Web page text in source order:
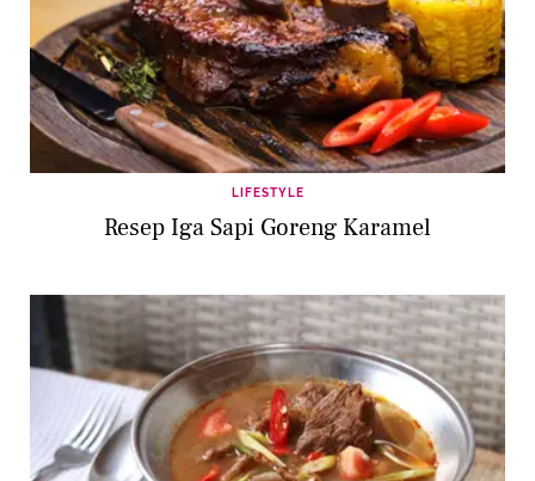
LIFESTYLE
Resep Iga Sapi Goreng Karamel